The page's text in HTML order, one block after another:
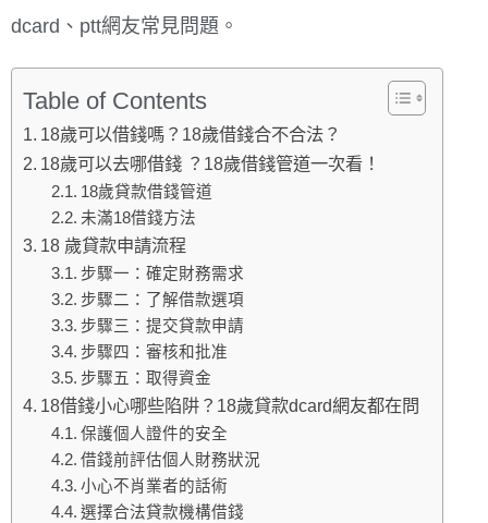
dcard、ptt網友常見問題。
Table of Contents
18歲可以借錢嗎？18歲借錢合不合法？
18歲可以去哪借錢 ？18歲借錢管道一次看！
18歲貸款借錢管道
未滿18借錢方法
18 歲貸款申請流程
步驟一：確定財務需求
步驟二：了解借款選項
步驟三：提交貸款申請
步驟四：審核和批准
步驟五：取得資金
18借錢小心哪些陷阱？18歲貸款dcard網友都在問
保護個人證件的安全
借錢前評估個人財務狀況
小心不肖業者的話術
選擇合法貸款機構借錢